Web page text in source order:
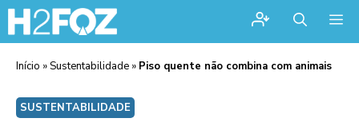
Início »Sustentabilidade » Piso quente não combina com animais
SUSTENTABILIDADE